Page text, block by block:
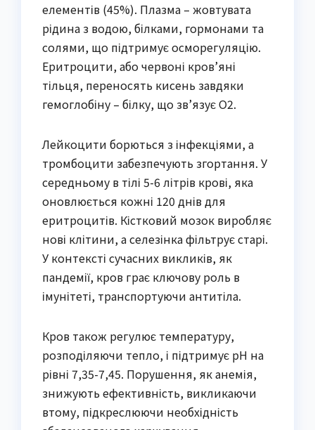
елементів (45%). Плазма – жовтувата
рідина з водою, білками, гормонами та
солями, що підтримує осморегуляцію.
Еритроцити, або червоні кров’яні
тільця, переносять кисень завдяки
гемоглобіну – білку, що зв’язує O2.
Лейкоцити борються з інфекціями, а
тромбоцити забезпечують згортання. У
середньому в тілі 5-6 літрів крові, яка
оновлюється кожні 120 днів для
еритроцитів. Кістковий мозок виробляє
нові клітини, а селезінка фільтрує старі.
У контексті сучасних викликів, як
пандемії, кров грає ключову роль в
імунітеті, транспортуючи антитіла.
Кров також регулює температуру,
розподіляючи тепло, і підтримує pH на
рівні 7,35-7,45. Порушення, як анемія,
знижують ефективність, викликаючи
втому, підкреслюючи необхідність